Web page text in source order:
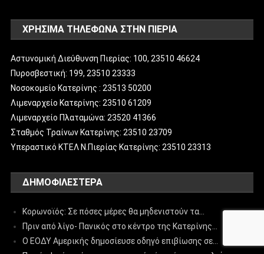
ΧΡΗΣΙΜΑ ΤΗΛΕΦΩΝΑ ΣΤΗΝ ΠΙΕΡΙΑ
Αστυνομική Διεύθυνση Πιερίας: 100, 23510 46624
Πυροσβεστική: 199, 23510 23333
Νοσοκομείο Κατερίνης : 23513 50200
Λιμεναρχείο Κατερίνης: 23510 61209
Λιμεναρχείο Πλαταμώνα: 23520 41366
Σταθμός Τραίνων Κατερίνης: 23510 23709
Υπεραστικό ΚΤΕΛ Ν.Πιερίας Κατερίνης: 23510 23313
ΔΗΜΟΦΙΛΈΣΤΕΡΑ
Κορωνοϊός: Σε πόσες μέρες θα μηδενιστούν τα…
Πριν από λίγο- Πανικός στο κέντρο της Κατερίνης…
Ο ΕΟΔΥ Αμερικής δημοσίευσε οδηγό επιβίωσης σε…